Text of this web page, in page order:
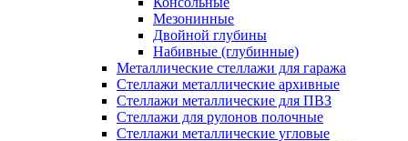
Мезонинные
Двойной глубины
Набивные (глубинные)
Металлические стеллажи для гаража
Стеллажи металлические архивные
Стеллажи металлические для ПВЗ
Стеллажи для рулонов полочные
Стеллажи металлические угловые